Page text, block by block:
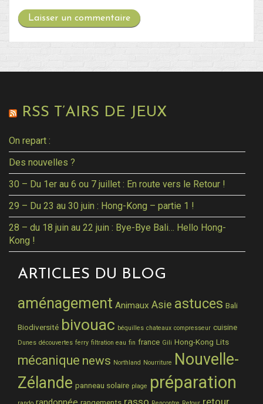
RSS T’AIRS DE JEUX
On repart :
Des nouvelles ?
30 – Du 1er au 6 ou 7 juillet : En route vers le Retour !
29 – Du 23 au 30 juin : Hong-Kong – partie 1 !
28 – du 18 juin au 22 juin : Bye-Bye Bali… Hello Hong-
Kong !
ARTICLES DU BLOG
aménagement Animaux Asie astuces Bali
Biodiversité bivouac béquilles chateaux compresseur cuisine
Dunes découvertes ferry filtration eau fin france Gili Hong-Kong Lits
mécanique news Northland Nourriture Nouvelle-
Zélande panneau solaire plage préparation
rasso retour